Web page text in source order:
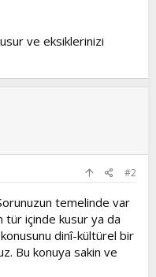
ve eksiklerinizi
#2
temelinde var
tür içinde kusur ya da
dinî-kültürel bir
Bu konuya sakin ve